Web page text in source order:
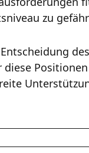
zu